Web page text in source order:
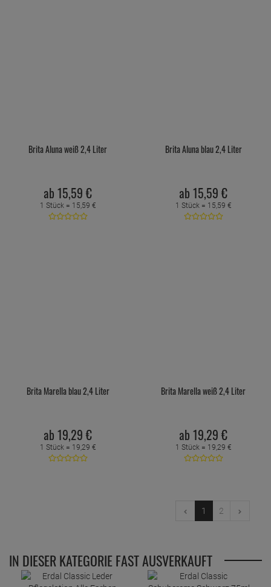
Brita Aluna weiß 2,4 Liter
ab 15,59 €
1 Stück = 15,59 €
Brita Aluna blau 2,4 Liter
ab 15,59 €
1 Stück = 15,59 €
Brita Marella blau 2,4 Liter
ab 19,29 €
1 Stück = 19,29 €
Brita Marella weiß 2,4 Liter
ab 19,29 €
1 Stück = 19,29 €
1 2
IN DIESER KATEGORIE FAST AUSVERKAUFT